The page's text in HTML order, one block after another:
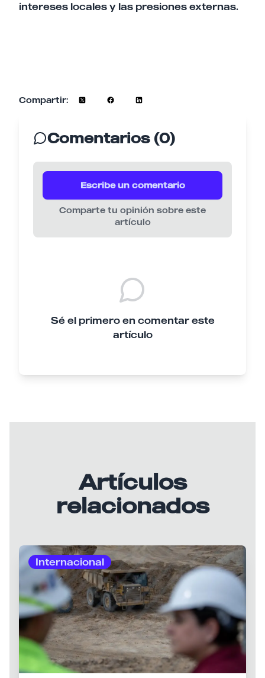
intereses locales y las presiones externas.
Compartir:
Comentarios (0)
Escribe un comentario
Comparte tu opinión sobre este
artículo
Sé el primero en comentar este
artículo
Artículos
relacionados
Internacional